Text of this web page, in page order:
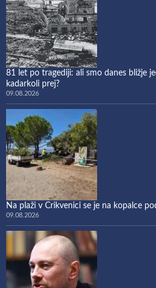
81 let po tragediji: ali smo danes bližje
kadarkoli prej?
09.08.2026
Na plaži v Crikvenici se je na kopalce
09.08.2026